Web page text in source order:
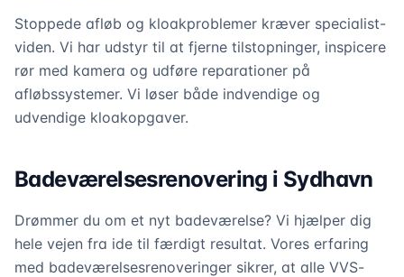
Stoppede afløb og kloakproblemer kræver specialist-
viden. Vi har udstyr til at fjerne tilstopninger, inspicere
rør med kamera og udføre reparationer på
afløbssystemer. Vi løser både indvendige og
udvendige kloakopgaver.
Badeværelsesrenovering i Sydhavn
Drømmer du om et nyt badeværelse? Vi hjælper dig
hele vejen fra ide til færdigt resultat. Vores erfaring
med badeværelsesrenoveringer sikrer, at alle VVS-